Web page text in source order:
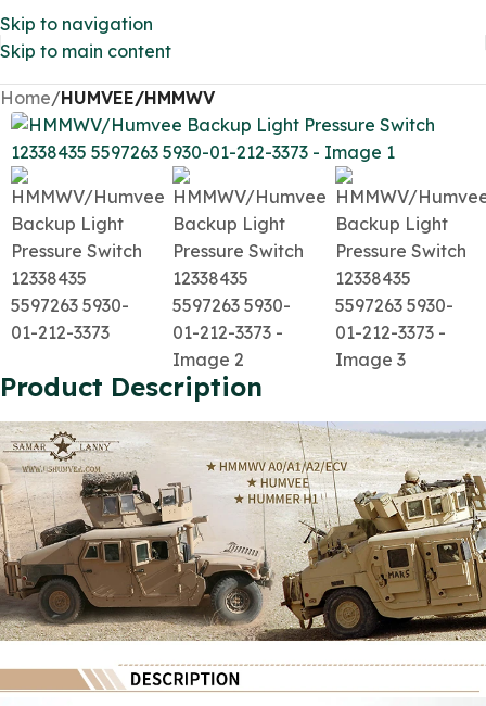
Skip to navigation
Skip to main content
Home HUMVEE/HMMWV
Product Description